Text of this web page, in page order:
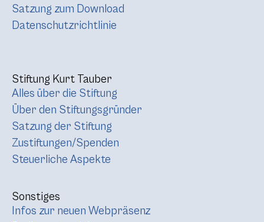
Satzung zum Download
Datenschutzrichtlinie
Stiftung Kurt Tauber
Alles über die Stiftung
Über den Stiftungsgründer
Satzung der Stiftung
Zustiftungen/Spenden
Steuerliche Aspekte
Sonstiges
Infos zur neuen Webpräsenz